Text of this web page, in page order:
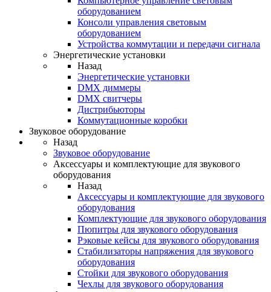
оборудованием
Консоли управления световым
оборудованием
Устройства коммутации и передачи сигнала
Энергетические установки
Назад
Энергетические установки
DMX диммеры
DMX свитчеры
Дистрибьюторы
Коммутационные коробки
Звуковое оборудование
Назад
Звуковое оборудование
Аксессуары и комплектующие для звукового
оборудования
Назад
Аксессуары и комплектующие для звукового
оборудования
Комплектующие для звукового оборудования
Пюпитры для звукового оборудования
Рэковые кейсы для звукового оборудования
Стабилизаторы напряжения для звукового
оборудования
Стойки для звукового оборудования
Чехлы для звукового оборудования